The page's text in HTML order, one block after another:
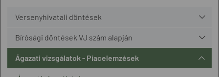
Versenyhivatali döntések
Bírósági döntések VJ szám alapján
Ágazati vizsgálatok - Piacelemzések